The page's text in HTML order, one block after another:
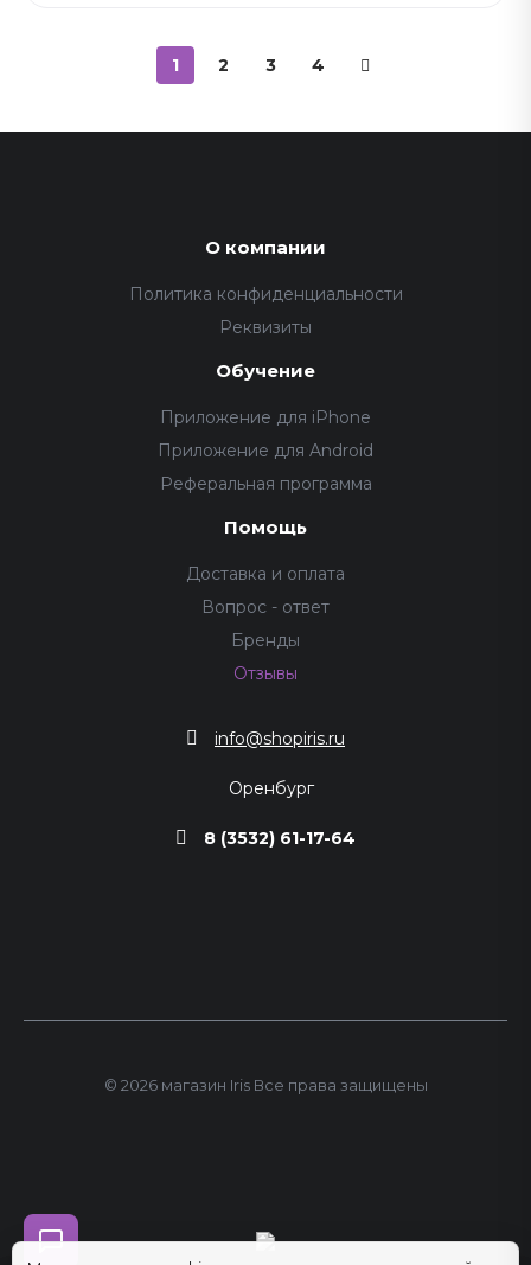
1 2 3 4
О компании
Политика конфиденциальности
Реквизиты
Обучение
Приложение для iPhone
Приложение для Android
Реферальная программа
Помощь
Доставка и оплата
Вопрос - ответ
Бренды
Отзывы
info@shopiris.ru
Оренбург
8 (3532) 61-17-64
© 2026 магазин Iris Все права защищены